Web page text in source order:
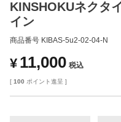
KINSHOKUネクタ
イン
商品番号 KIBAS-5u2-02-04-N
¥ 11,000 税込
[ 100 ポイント進呈 ]